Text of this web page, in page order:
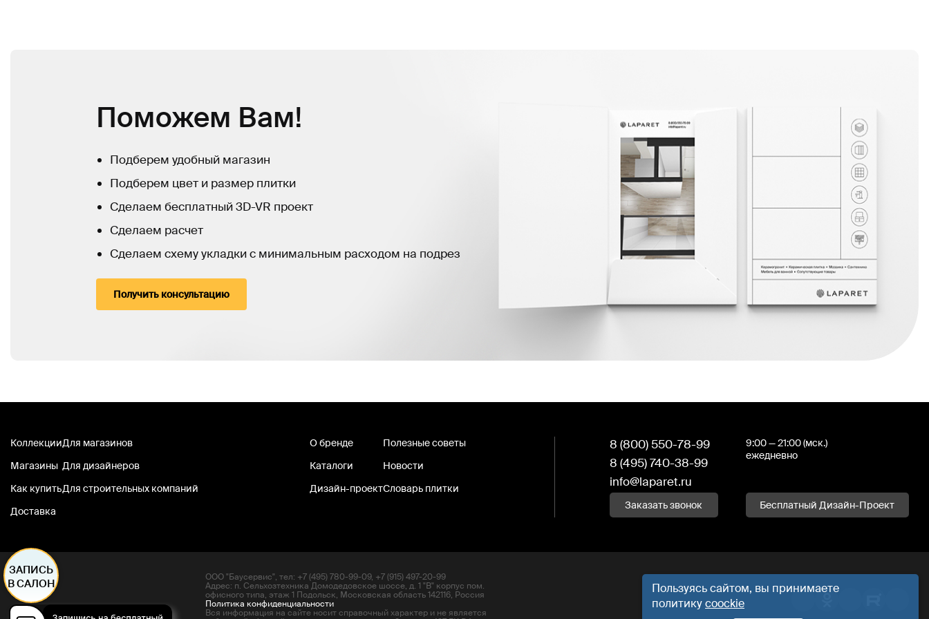
Поможем Вам!
Подберем удобный магазин
Подберем цвет и размер плитки
Сделаем бесплатный 3D-VR проект
Сделаем расчет
Сделаем схему укладки с минимальным расходом на подрез
Получить консультацию
Коллекции
Магазины
Как купить
Доставка
Для магазинов
Для дизайнеров
Для строительных компаний
О бренде
Каталоги
Дизайн-проект
Полезные советы
Новости
Словарь плитки
8 (800) 550-78-99
8 (495) 740-38-99
info@laparet.ru
9:00 — 21:00 (мск.)
ежедневно
Заказать звонок Бесплатный Дизайн-Проект
ООО "Баусервис", тел: +7 (495) 780-99-09, +7 (915) 497-20-99
Адрес: п. Сельхозтехника Домодедовское шоссе, д. 1 "В" корпус пом.
офисного типа, этаж 1 Подольск, Московская область 142116, Россия
Политика конфиденциальности
Вся информация на сайте носит справочный характер и не является
ЗАПИСЬ
В САЛОН
Пользуясь сайтом, вы принимаете
политикуcoockie